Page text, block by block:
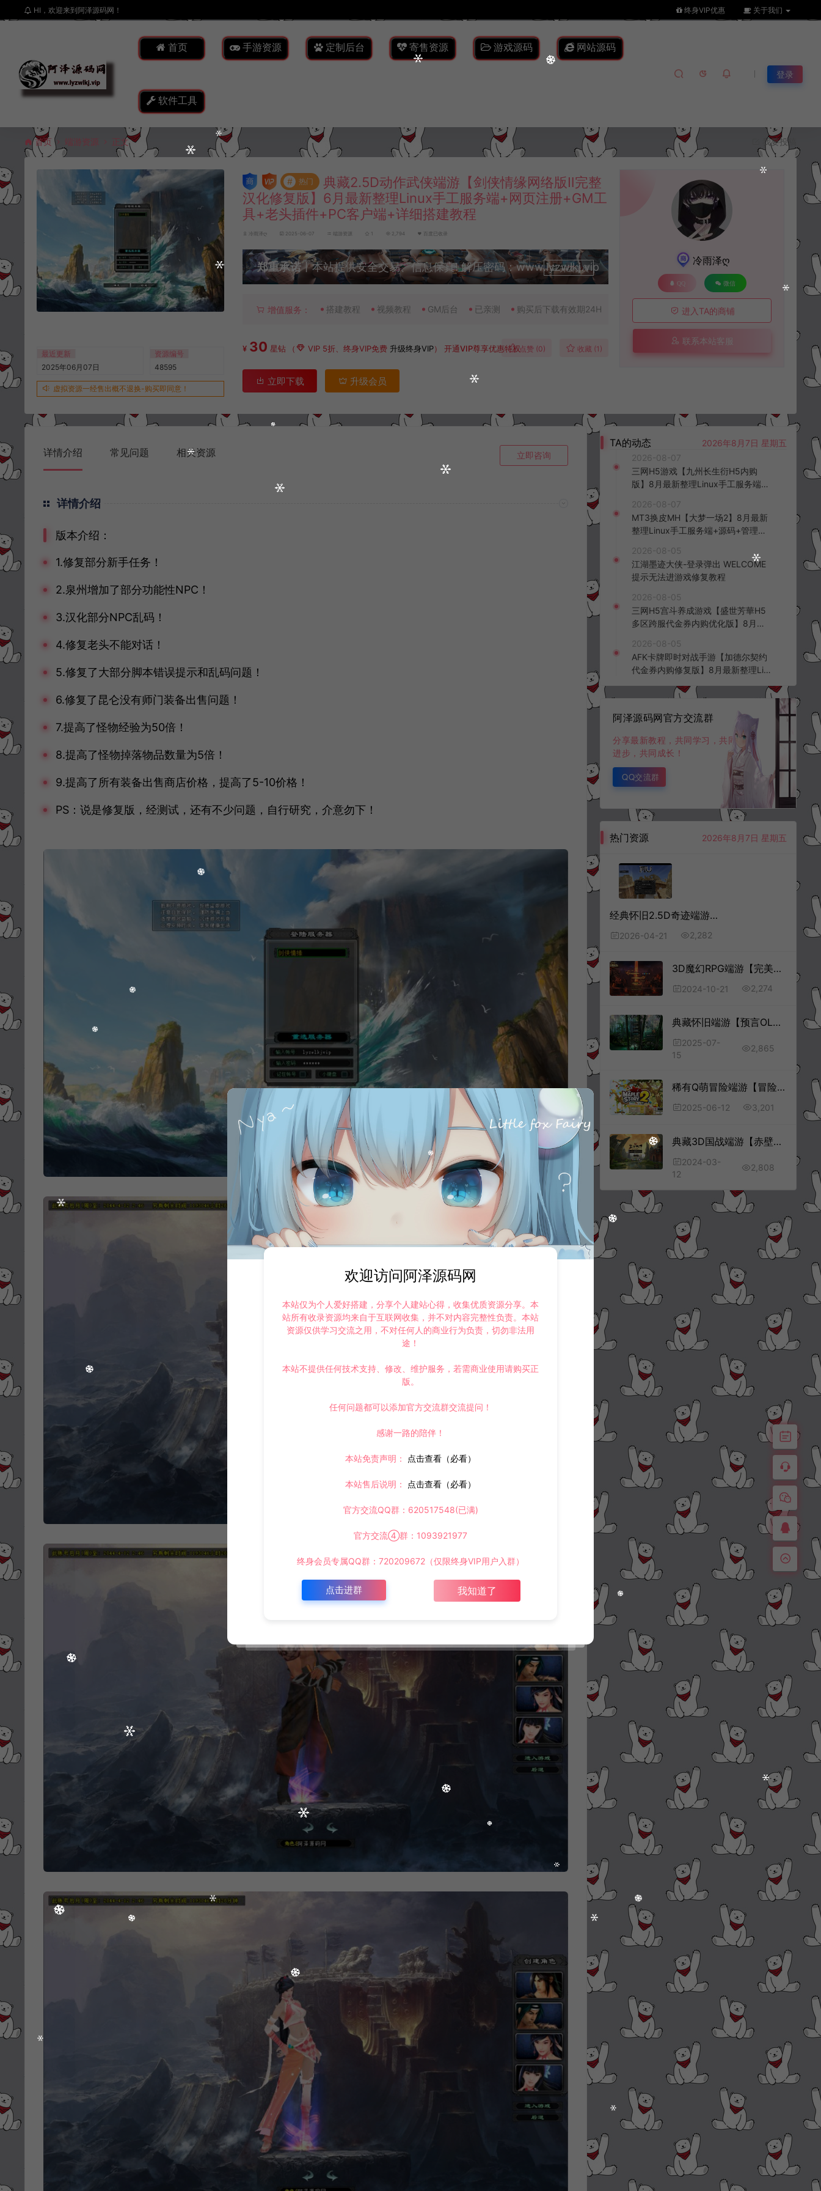
HI，欢迎来到阿泽源码网！ 终身VIP优惠 关于我们
首页 手游资源 定制后台 寄售资源 游戏源码 网站源码
软件工具
登录
首页 端游资源 正文 我要投稿
最近更新
2025年06月07日
资源编号
48595
虚拟资源一经售出概不退换-购买即同意！
# 热门
典藏2.5D动作武侠端游【剑侠情缘网络版Ⅱ完整
汉化修复版】6月最新整理Linux手工服务端+网页注册+GM工
具+老头插件+PC客户端+详细搭建教程
冷雨泽ღ 2025-06-07 端游资源 1 2,794 百度已收录
郑重承诺丨本站提供安全交易、信息保真! 解压密码：www.lyzwlkj.vip
升级会员
增值服务： 搭建教程 视频教程 GM后台 已亲测 购买后下载有效期24H
¥ 30 星钻 （ VIP 5折、终身VIP免费 升级终身VIP）开通VIP尊享优惠特权点赞 (0) 收藏 (1)
立即下载 升级会员
冷雨泽ღ
QQ 微信
进入TA的商铺
联系本站客服
详情介绍 常见问题 相关资源 立即咨询
详情介绍
版本介绍：
1.修复部分新手任务！
2.泉州增加了部分功能性NPC！
3.汉化部分NPC乱码！
4.修复老头不能对话！
5.修复了大部分脚本错误提示和乱码问题！
6.修复了昆仑没有师门装备出售问题！
7.提高了怪物经验为50倍！
8.提高了怪物掉落物品数量为5倍！
9.提高了所有装备出售商店价格，提高了5-10价格！
PS：说是修复版，经测试，还有不少问题，自行研究，介意勿下！
TA的动态
2026年8月7日 星期五
2026-08-07
三网H5游戏【九州长生衍H5内购
版】8月最新整理Linux手工服务端
客户端+详细搭建教程+视频教程
2026-08-07
MT3换皮MH【大梦一场2】8月最新
整理Linux手工服务端+源码+管理后
频教程
2026-08-05
江湖墨迹大侠-登录弹出 WELCOME
提示无法进游戏修复教程
2026-08-05
三网H5宫斗养成游戏【盛世芳華H5
多区跨服代金券内购优化版】8月最
台+全资源安卓+详细搭建教程+视频
教程
2026-08-05
AFK卡牌即时对战手游【加德尔契约
代金券内购修复版】8月最新整理Lin
K授权后台+安卓苹果双端+详细搭建
阿泽源码网官方交流群
分享最新教程，共同学习，共同
进步，共同成长！
QQ交流群
热门资源 2026年8月7日 星期五
经典怀旧2.5D奇迹端游【开心奇迹Mu1.03H扩展版】4月最新整理Win一键服务端+网页注册+GM工具+PC客户端+详细搭建教程
2026-04-21 2,282
3D魔幻RPG端游【完美国际148王朝崛起[拓展与更新]】10月最新整理Linux手工服务端+网页注册+GM工具+PC客户端+详细搭建教程
2024-10-21 2,274
典藏怀旧端游【预言OL】7月最新整理Win一键服务端+网页注册+修改工具+PC客户端+详细搭建教程
2025-07-
15
2,865
稀有Q萌冒险端游【冒险岛2修复版】6月最新整理Win一键服务端+GM命令+PC客户端+详细搭建教程
2025-06-12 3,201
典藏3D国战端游【赤壁之三分天下】3月最新整理Linux手工服务端+GM工具+PC客户端+详细搭建教程
2024-03-
12
2,808
欢迎访问阿泽源码网
本站仅为个人爱好搭建，分享个人建站心得，收集优质资源分享。本
站所有收录资源均来自于互联网收集，并不对内容完整性负责。本站
资源仅供学习交流之用，不对任何人的商业行为负责，切勿非法用
途！
本站不提供任何技术支持、修改、维护服务，若需商业使用请购买正
版。
任何问题都可以添加官方交流群交流提问！
感谢一路的陪伴！
本站免责声明： 点击查看（必看）
本站售后说明： 点击查看（必看）
官方交流QQ群：620517548(已满)
官方交流④群：1093921977
终身会员专属QQ群：720209672（仅限终身VIP用户入群）
点击进群 我知道了